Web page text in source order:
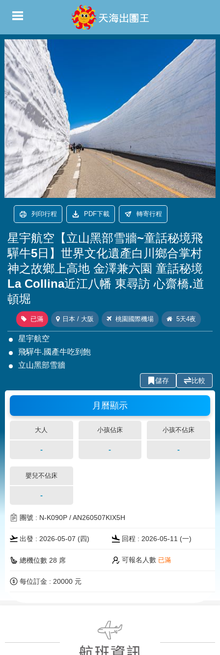
列印行程 PDF下載 轉寄行程
星宇航空【立山黑部雪牆~童話秘境飛
驒牛5日】世界文化遺產白川鄉合掌村
神之故鄉上高地 金澤兼六園 童話秘境
La Collina近江八幡 東尋訪 心齋橋.道
頓堀
已滿 日本 / 大阪 桃園國際機場 5天4夜
星宇航空
飛驒牛.國產牛吃到飽
立山黑部雪牆
儲存 比較
月曆顯示
大人 小孩佔床 小孩不佔床
- - -
嬰兒不佔床
-
團號 : N-K090P / AN260507KIX5H
出發 : 2026-05-07 (四) 回程 : 2026-05-11 (一)
總機位數 28 席 可報名人數 已滿
每位訂金 : 20000 元